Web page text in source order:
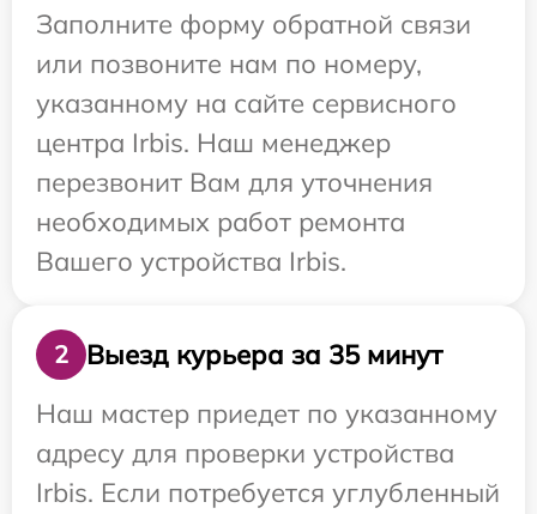
Заполните форму обратной связи
или позвоните нам по номеру,
указанному на сайте сервисного
центра Irbis. Наш менеджер
перезвонит Вам для уточнения
необходимых работ ремонта
Вашего устройства Irbis.
2
Выезд курьера за 35 минут
Наш мастер приедет по указанному
адресу для проверки устройства
Irbis. Если потребуется углубленный